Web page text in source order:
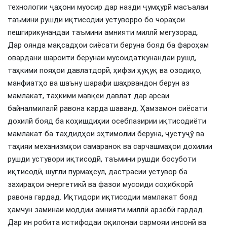
технологии ҷаҳони муосир дар назди ҷумҳурӣ масъалаи
таъмини рушди иқтисодии устуворро бо чораҳои
пешгирикунандаи таъмини амнияти миллӣ мегузорад.
Дар оянда мақсадҳои сиёсати беруна бояд ба фароҳам
овардани шароити берунаи мусоидаткунандаи рушд,
таҳкими пояҳои давлатдорӣ, ҳифзи ҳуқуқ ва озодиҳо,
манфиатҳо ва шаъну шарафи шаҳрвандон берун аз
мамлакат, таҳкими мавқеи давлат дар арсаи
байналмилалӣ равона карда шаванд. Ҳамзамон сиёсати
дохилӣ бояд ба коҳишдиҳии осебпазирии иқтисодиёти
мамлакат ба таҳдидҳои эҳтимолии беруна, ҷустуҷў ва
таҳияи механизмҳои самаранок ва сарчашмаҳои дохилии
рушди устувори иқтисодӣ, таъмини рушди босуботи
иқтисодӣ, шуғли пурмаҳсул, дастрасии устувор ба
захираҳои энергетикӣ ва фазои мусоиди соҳибкорӣ
равона гардад. Иқтидори иқтисодии мамлакат бояд
ҳамчун заминаи моддии амнияти миллӣ арзёбӣ гардад.
Дар ин робита истифодаи оқилонаи сармояи инсонӣ ва